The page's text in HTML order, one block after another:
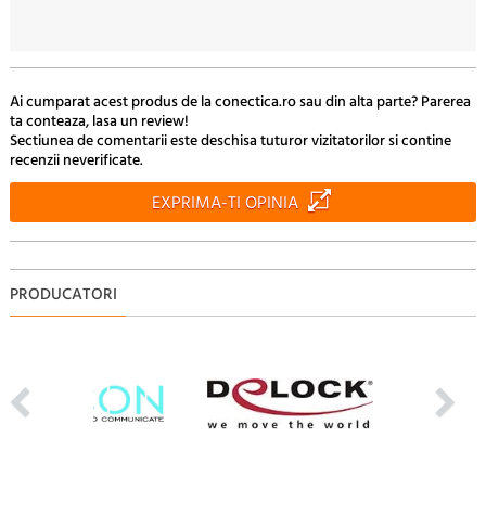
Ai cumparat acest produs de la conectica.ro sau din alta parte? Parerea
ta conteaza, lasa un review!
Sectiunea de comentarii este deschisa tuturor vizitatorilor si contine
recenzii neverificate.
EXPRIMA-TI OPINIA
PRODUCATORI